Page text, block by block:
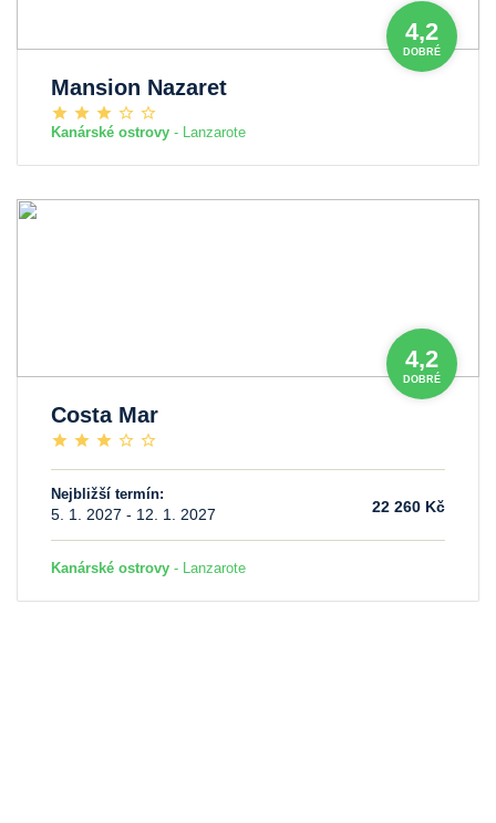
4,2
DOBRÉ
Mansion Nazaret
Kanárské ostrovy - Lanzarote
4,2
DOBRÉ
Costa Mar
Nejbližší termín:
5. 1. 2027 - 12. 1. 2027 22 260 Kč
Kanárské ostrovy - Lanzarote